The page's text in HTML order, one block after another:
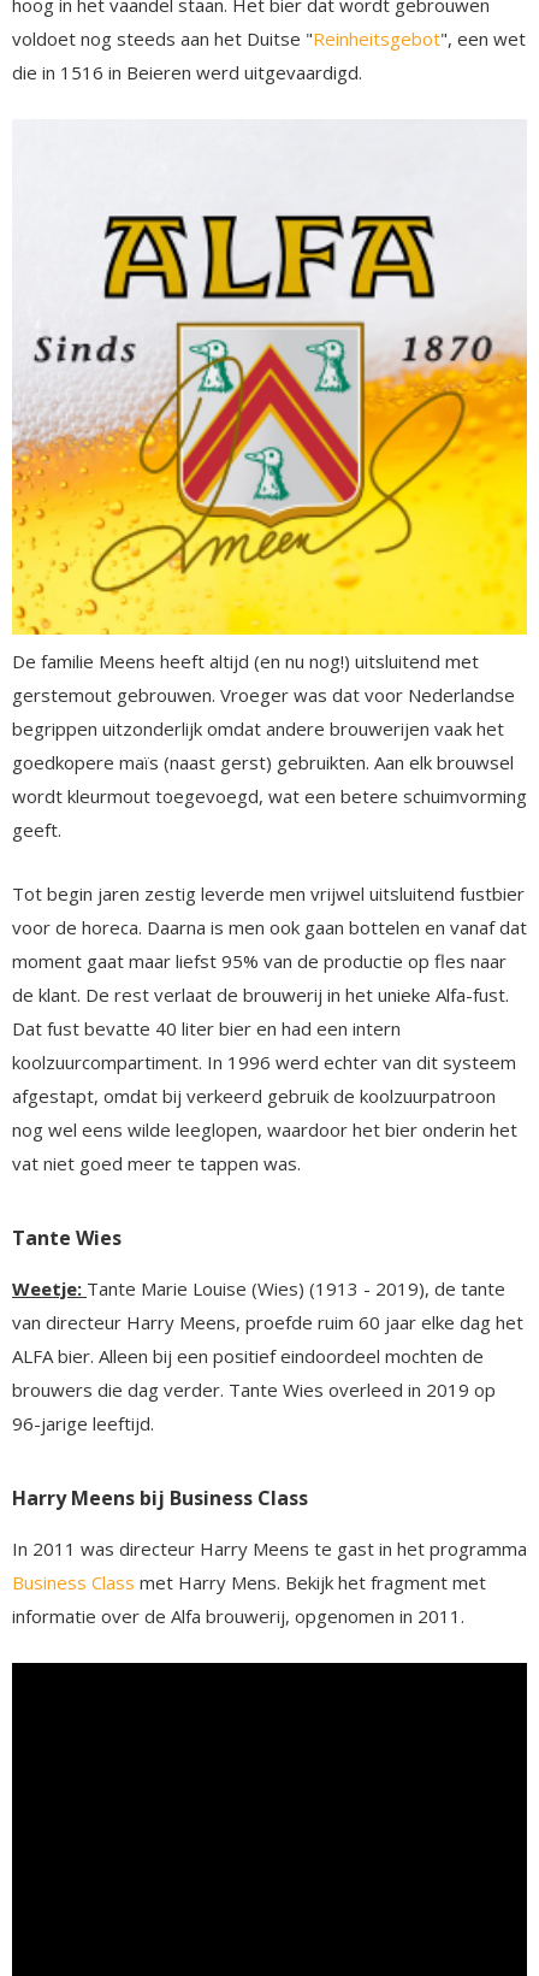
voldoet nog steeds aan het Duitse "Reinheitsgebot", een wet
die in 1516 in Beieren werd uitgevaardigd.
De familie Meens heeft altijd (en nu nog!) uitsluitend met
gerstemout gebrouwen. Vroeger was dat voor Nederlandse
begrippen uitzonderlijk omdat andere brouwerijen vaak het
goedkopere maïs (naast gerst) gebruikten. Aan elk brouwsel
wordt kleurmout toegevoegd, wat een betere schuimvorming
geeft.
Tot begin jaren zestig leverde men vrijwel uitsluitend fustbier
voor de horeca. Daarna is men ook gaan bottelen en vanaf dat
moment gaat maar liefst 95% van de productie op fles naar
de klant. De rest verlaat de brouwerij in het unieke Alfa-fust.
Dat fust bevatte 40 liter bier en had een intern
koolzuurcompartiment. In 1996 werd echter van dit systeem
afgestapt, omdat bij verkeerd gebruik de koolzuurpatroon
nog wel eens wilde leeglopen, waardoor het bier onderin het
vat niet goed meer te tappen was.
Tante Wies
Weetje: Tante Marie Louise (Wies) (1913 - 2019), de tante
van directeur Harry Meens, proefde ruim 60 jaar elke dag het
ALFA bier. Alleen bij een positief eindoordeel mochten de
brouwers die dag verder. Tante Wies overleed in 2019 op
96-jarige leeftijd.
Harry Meens bij Business Class
In 2011 was directeur Harry Meens te gast in het programma
Business Class met Harry Mens. Bekijk het fragment met
informatie over de Alfa brouwerij, opgenomen in 2011.